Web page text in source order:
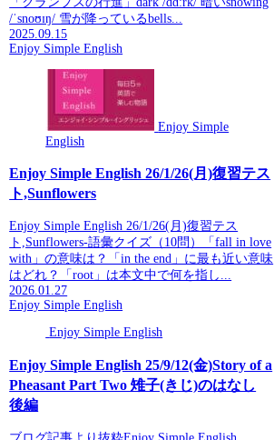
/ˈsnoʊɪŋ/ 雪が降っているbells...
2025.09.15
Enjoy Simple English
Enjoy Simple
English
Enjoy Simple English 26/1/26(月)復習テス
ト,Sunflowers
Enjoy Simple English 26/1/26(月)復習テス
ト,Sunflowers-語彙クイズ（10問）「fall in love
with」の意味は？「in the end」に最も近い意味
はどれ？「root」は本文中で何を指し...
2026.01.27
Enjoy Simple English
Enjoy Simple English
Enjoy Simple English 25/9/12(金)Story of a
Pheasant Part Two 雉子(きじ)のはなし
後編